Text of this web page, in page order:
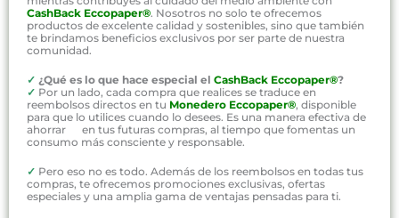
CashBack Eccopaper®. Nosotros no solo te ofrecemos
productos de excelente calidad y sostenibles, sino que también
te brindamos beneficios exclusivos por ser parte de nuestra
comunidad.
✓ ¿Qué es lo que hace especial el CashBack Eccopaper®?
✓ Por un lado, cada compra que realices se traduce en
reembolsos directos en tu Monedero Eccopaper®, disponible
para que lo utilices cuando lo desees. Es una manera efectiva de
ahorrar en tus futuras compras, al tiempo que fomentas un
consumo más consciente y responsable.
✓ Pero eso no es todo. Además de los reembolsos en todas tus
compras, te ofrecemos promociones exclusivas, ofertas
especiales y una amplia gama de ventajas pensadas para ti.